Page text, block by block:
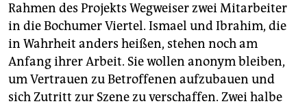
Rahmen des Projekts Wegweiser zwei Mitarbeiter
in die Bochumer Viertel. Ismael und Ibrahim, die
in Wahrheit anders heißen, stehen noch am
Anfang ihrer Arbeit. Sie wollen anonym bleiben,
um Vertrauen zu Betroffenen aufzubauen und
sich Zutritt zur Szene zu verschaffen. Zwei halbe